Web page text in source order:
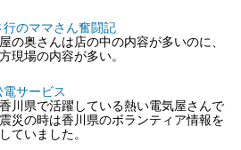
行のママさん奮闘記
の奥さんは店の中の内容が多いのに、
現場の内容が多い。
電サービス
川県で活躍している熱い電気屋さんで
災の時は香川県のボランティア情報を
ていました。